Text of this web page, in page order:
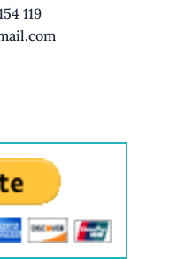
119